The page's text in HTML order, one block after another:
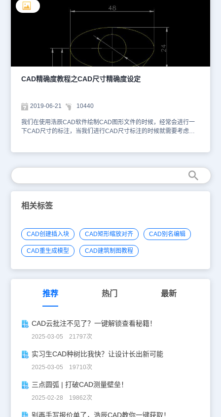
的角度精确度方法二 双击标注好的角度，这时会弹出一个特性窗
口，同样是在“主单位”处的“角度精度 ”，然后在其对应的下拉框中选
的关于如何修改CAD中的角度 CAD精确度的两种方法了，大家可以
CAD精确度教程之CAD尺寸精确度设定
2019-06-21 10440
我们在使用浩辰CAD软件绘制CAD图形文件的时候，经常会进行一
下CAD尺寸的标注，当我们进行CAD尺寸标注的时候就需要考虑
下面的例子 1.我们随意的画一条线，然后打开标注，标注之后参考
下图。 CAD精确度设置方法一 1.我们想要更改标注的精度，我们可
以选择【工具】--【选项】--【特性】，或者我们快捷键【Ctrl+1】，
参考下图。 2.我们刚才选中的那个标注，找到我们呢的主单位--精
度，然后我们改变一下精度就可以了。 3.我们可以随意的改变一下精
度，就看到它被改变了，后面又多了一位数。 CAD精确度设置方法
击快捷键【D】然后空格键，跳出来标注样式管理器，参考下图。 2.
在单位汇总找到精度，更改即可，同时，右边有预览，我们可以看到
我们选择的样式，参考下图。 3.我们选择好自己要的样式之后，关
闭，我们就可以看到尺度的精度被我们改变了。 温馨提示： 我们如
对大家有所帮助哦！
相关标签
CAD创建插入块 CAD矩形缩放对齐 CAD别名编辑
CAD重生成模型 CAD建筑制图教程
推荐 热门 最新
CAD云批注不见了？一键解锁查看秘籍！
2025-03-05 21797次
实习生CAD种树比我快？让设计长出新可能
2025-03-05 19710次
三点圆弧 | 打破CAD测量壁垒！
2025-02-28 19862次
别再手写报价单了，浩辰CAD教你一键获取！